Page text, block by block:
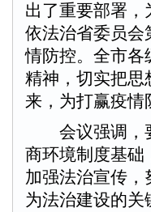
出了重要部署
依法治省委员会
情防控。全市各
精神，切实把思
来，为打赢疫情
会议强调，要
商环境制度基础
加强法治宣传
为法治建设的